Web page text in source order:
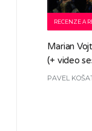
RECENZE A
Marian
(+ video
PAVEL